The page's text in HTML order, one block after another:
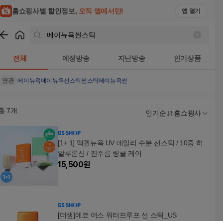
홈쇼핑사별 할인정보, 오직 앱에서만! 앱 열기
전체 예정방송 지난방송 인기상품
연관 메이뉴욕메이뉴욕선스틱 썬스틱메이뉴욕썬
7개 인기순 홈쇼핑사
[1+ 1] 맥퀸뉴욕 UV 데일리 수분 선스틱 / 10중 히
알루론산 / 잔주름 링클 케어
15,500원
[더샘]에코 어스 워터프루프 선 스틱_US